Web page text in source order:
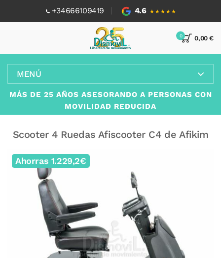
+34666109419 4.6 ★★★★★
0,00 €
0
MENÚ
MÁS DE 25 AÑOS ASESORANDO A PERSONAS CON
MOVILIDAD REDUCIDA
Scooter 4 Ruedas Afiscooter C4 de Afikim
Ahorras 1.229,2€